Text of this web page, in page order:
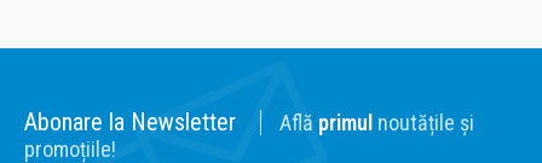
Abonare la Newsletter Află primul noutățile și
promoțiile!